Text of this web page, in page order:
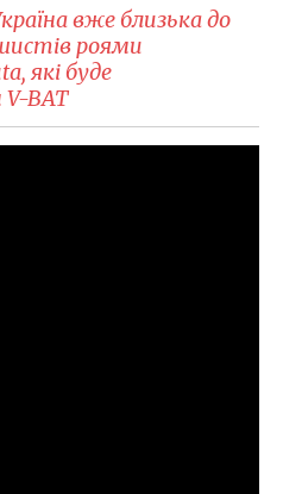
вже близька до
роями
які буде
BAT